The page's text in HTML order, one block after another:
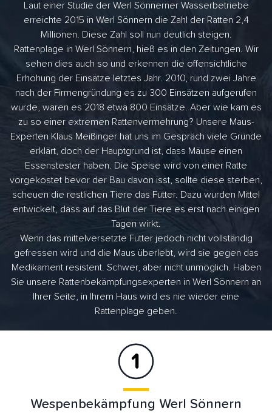
Laut einer Studie der Werl Sönnerner Wasserbetriebe
erreichte 2015 in Werl Sönnern die Zahl der Ratten 2,4
Millionen. Diese Zahl soll nun deutlich steigen.
Rattenplage in Werl Sönnern, hieß es in den Zeitungen. Wir
sehen dies auch so und erkennen die offensichtliche
Erhöhung der Einsätze letztes Jahr. 2010, rund zwei Jahre
nach der Firmengründung es zu 300 Einsätzen aufgerufen
wurde, waren es 2018 etwa 800 Einsätze. Aber wie kam es
zu so einer extremen Rattenvermehrung? Unsere Maus-
Experten Klaus Meißinger hat uns im Gespräch viele Gründe
erklärt, doch der Hauptgrund ist, dass Mäuse einen
Essenstester haben. Die Speise wird von einer Ratte
vorgekostet bevor der Bau davon isst, sollte diese sterben,
scheuen die restlichen Tiere das Futter. Dazu wurden Mittel
entwickelt, dass auf das Blut der Tiere es erst nach einigen
Tagen wirkt.
Wenn das mittelversetzte Futter jedoch nicht vollständig
gefressen wird und die Maus überlebt, wird sie gegen das
Medikament resistent. Schwer, aber nicht unmöglich. Haben
Sie unsere Rattenbekämpfungsexperten in Werl Sönnern an
Ihrer Seite, in Ihrem Haus wird es nie wieder eine
Rattenplage geben.
Wespenbekämpfung Werl Sönnern